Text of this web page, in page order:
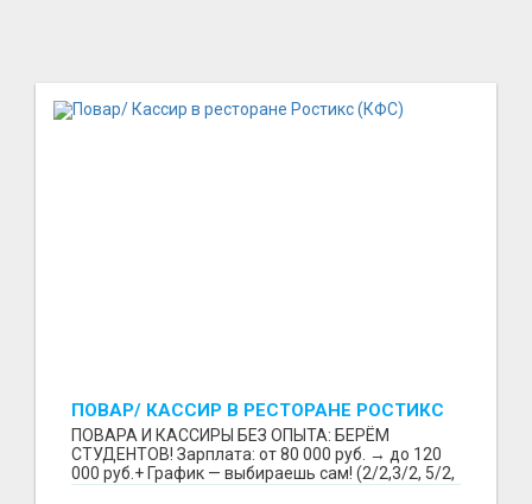
ПОВАР/ КАССИР В РЕСТОРАНЕ РОСТИКС
(КФС)
ПОВАРА И КАССИРЫ БЕЗ ОПЫТА: БЕРЁМ
СТУДЕНТОВ! Зарплата: от 80 000 руб. → до 120
000 руб.+ График — выбираешь сам! (2/2,3/2, 5/2,